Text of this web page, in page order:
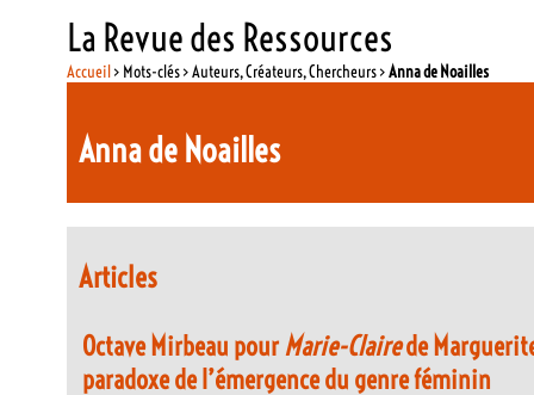
La Revue des Ressources
Accueil> Mots-clés > Auteurs, Créateurs, Chercheurs >Anna de Noailles
Anna de Noailles
Articles
Octave Mirbeau pourMarie-Clairede
paradoxe de l’émergence du genre féminin